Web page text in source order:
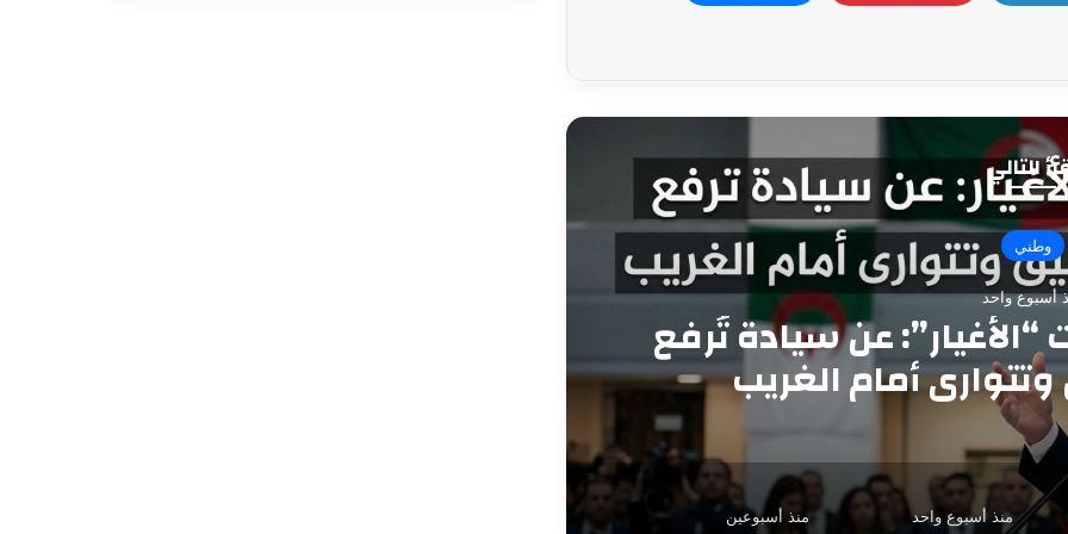
التالي
أخبار التكنولوجيا
منذ أسبوعين
والجيل الخامس عاملان مهمان
وتحسين الخدمات الاجتماعية
منذ أسبوع واحد منذ أسبوعين